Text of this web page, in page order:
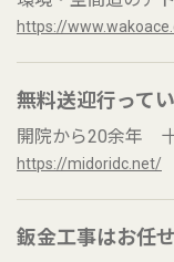
https://
無料送迎行って
開院から20余年
https://midoridc.net/
鈑金工事はお任